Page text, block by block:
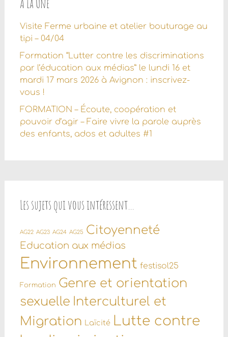
À la Une
Visite Ferme urbaine et atelier bouturage au
tipi – 04/04
Formation “Lutter contre les discriminations
par l’éducation aux médias” le lundi 16 et
mardi 17 mars 2026 à Avignon : inscrivez-
vous !
FORMATION – Écoute, coopération et
pouvoir d’agir – Faire vivre la parole auprès
des enfants, ados et adultes #1
Les sujets qui vous intéressent…
AG22 AG23 AG24 AG25 Citoyenneté
Education aux médias
Environnement festisol25
Formation Genre et orientation
sexuelle Interculturel et
Migration
Laïcité Lutte contre